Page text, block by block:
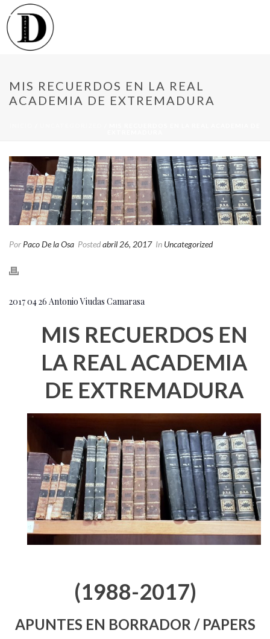
MIS RECUERDOS EN LA REAL
ACADEMIA DE EXTREMADURA
Por Paco De la Osa Postedabril 26, 2017 In Uncategorized
2017 04 26 Antonio Viudas Camarasa
MIS RECUERDOS EN
LA REAL ACADEMIA
DE EXTREMADURA
(1988-2017)
APUNTES EN BORRADOR / PAPERS